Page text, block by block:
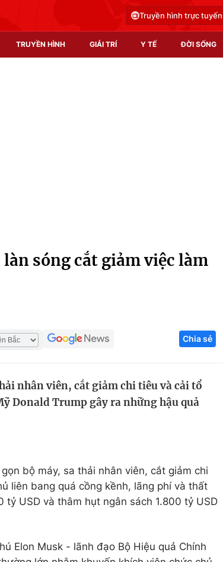
Truyền hình trực tuyến
TRUYỀN HÌNH GIẢI TRÍ Y TẾ ĐỜI SỐNG
Infographic
Tuyển sinh
Hitech Công
Thị trường
sóng cắt giảm việc làm
Chia sẻ
nhân viên, cắt giảm chi tiêu và cải tổ
Donald Trump gây ra những hậu quả
bộ máy, sa thải nhân viên, cắt giảm chi
liên bang quá cồng kềnh, lãng phí và thất
USD và thâm hụt ngân sách 1.800 tỷ USD
Elon Musk - lãnh đạo Bộ Hiệu quả Chính